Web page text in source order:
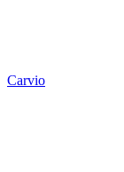
Carvio